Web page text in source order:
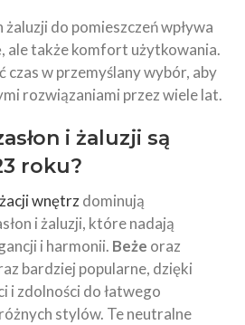
do pomieszczeń wpływa
ale także komfort użytkowania.
w przemyślany wybór, aby
rozwiązaniami przez wiele lat.
i żaluzji są
roku?
wnętrzdominują
i żaluzji, które nadają
i harmonii. Beże oraz
bardziej popularne, dzięki
i zdolności do łatwego
stylów. Te neutralne